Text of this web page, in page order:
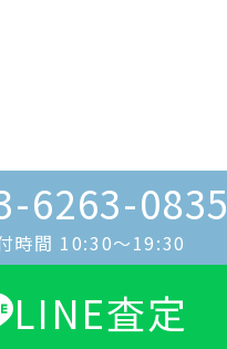
6263-0835
時間 10:30〜19:30
LINE査定